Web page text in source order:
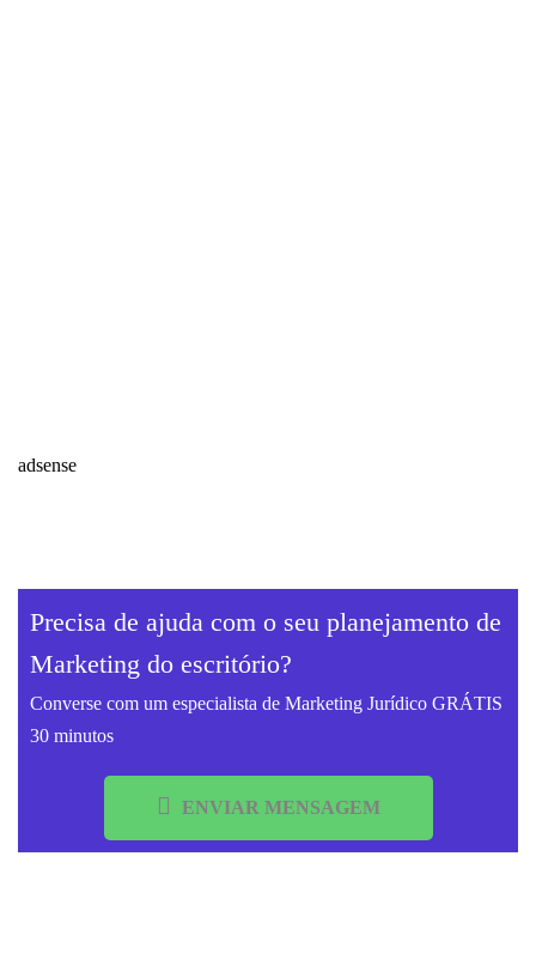
adsense
Precisa de ajuda com o seu planejamento de
Marketing do escritório?
Converse com um especialista de Marketing Jurídico GRÁTIS
30 minutos
ENVIAR MENSAGEM